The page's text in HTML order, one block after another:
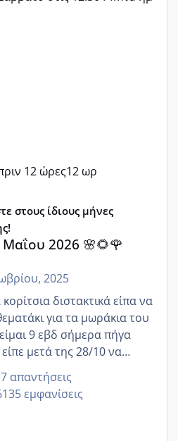
12 ώρες12 ωρ
στους ίδιους μήνες
2026 🌸🌻🌹
2025
διστακτικά είπα να
για τα μωράκια του
μετά της 28/10 να
για την αυχενική είναι
να γεννάει Μάιο ;;
απαντήσεις
εμφανίσεις